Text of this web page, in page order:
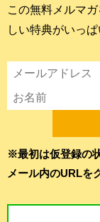
この無料メルマ
しい特典がいっぱ
※最初は仮登録の
メール内のURLを